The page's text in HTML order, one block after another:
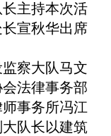
主持本次活
宣秋华出席
察大队马文
法律事务部
事务所冯江
队长以建筑